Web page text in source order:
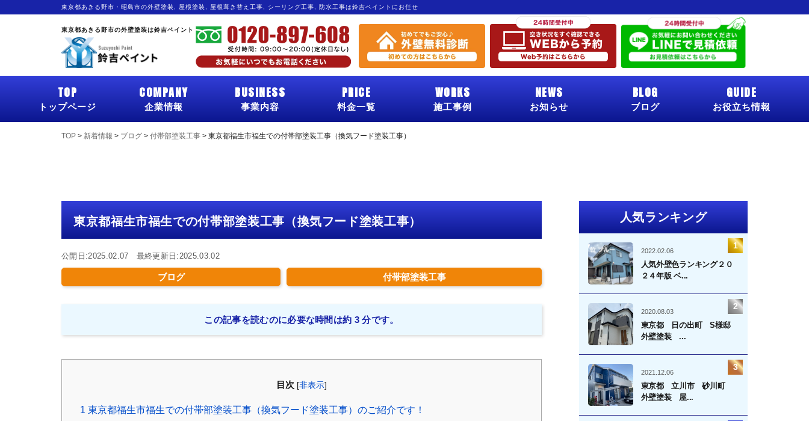
東京都あきる野市・昭島市の外壁塗装, 屋根塗装, 屋根葺き替え工事, シーリング工事, 防水工事は鈴吉ペイントにお任せ
東京都あきる野市の外壁塗装は鈴吉ペイント
TOP
トップページ
COMPANY
企業情報
BUSINESS
事業内容
PRICE
料金一覧
WORKS
施工事例
NEWS
お知らせ
BLOG
ブログ
GUIDE
お役立ち情報
TOP > 新着情報 > ブログ > 付帯部塗装工事 > 東京都福生市福生での付帯部塗装工事（換気フード塗装工事）
東京都福生市福生での付帯部塗装工事（換気フード塗装工事）
公開日:2025.02.07 最終更新日:2025.03.02
ブログ 付帯部塗装工事
この記事を読むのに必要な時間は約 3 分です。
目次 [非表示]
1 東京都福生市福生での付帯部塗装工事（換気フード塗装工事）のご紹介です！
人気ランキング
2022.02.06
人気外壁色ランキング２０
２４年版 ベ...
2020.08.03
東京都 日の出町 S様邸
外壁塗装 ...
2021.12.06
東京都 立川市 砂川町
外壁塗装 屋...